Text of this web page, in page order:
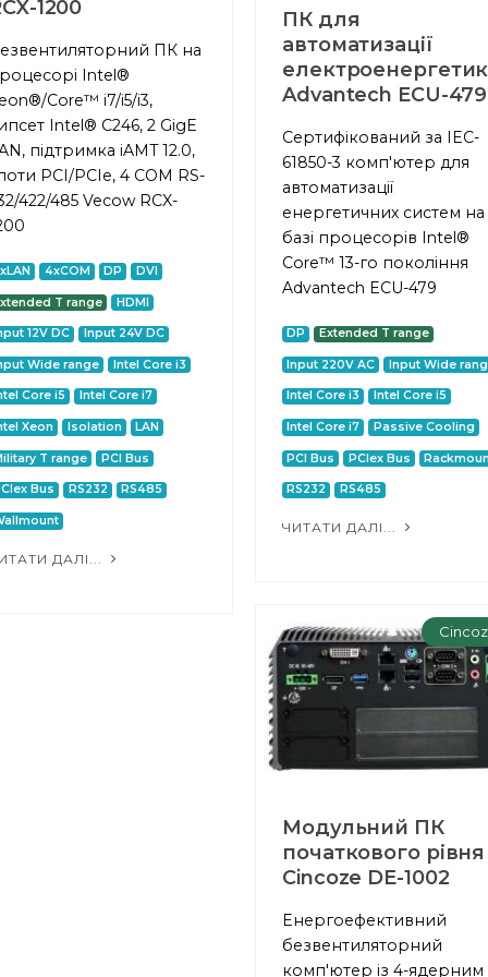
1200
ПК на
Intel®
Core™ i7/i5/i3,
Intel® C246, 2 GigE
підтримка iAMT 12.0,
PCI/PCIe, 4 COM RS-
422/485 Vecow RCX-
4xCOM DP DVI
T range HDMI
12V DC Input 24V DC
Wide range Intel Core i3
Core i5 Intel Core i7
Xeon Isolation LAN
T range PCI Bus
Bus RS232 RS485
ДАЛІ...
ПК для
автоматизації
Advantech ECU-479
Сертифікований за IEC-
61850-3 комп'ютер для
автоматизації
енергетичних систем на
базі процесорів Intel®
Core™ 13-го покоління
Advantech ECU-479
DP Extended T range
Input 220V AC Input Wide
Intel Core i3 Intel Core i5
Intel Core i7 Passive Cooling
PCI Bus PCIex Bus
RS232 RS485
ЧИТАТИ ДАЛІ...
Модульний ПК
початкового рівня
Cincoze DE-1002
Енергоефективний
безвентиляторний
комп'ютер із 4-ядерним